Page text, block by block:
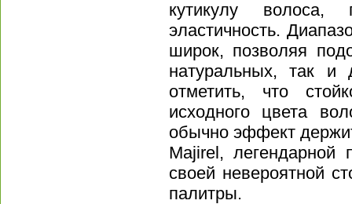
кутикулу
эластичность.
широк, позволяя
натуральных, так
отметить, что
исходного цвета
обычно эффект
Majirel, легендарной
своей невероятной
палитры.